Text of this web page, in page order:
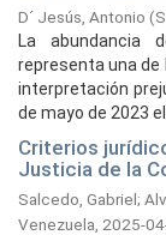
D´ Jesús, Antonio (
La abundancia
representa una de
interpretación
de mayo de 2023 el
Criterios
Justicia de la
Salcedo, Gabriel;
Venezuela, 2025-